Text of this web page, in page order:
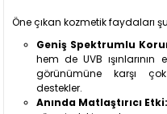
Öne çıkan kozmetik faydaları
Geniş Spektrumlu
hem de UVB ışınlarının
görünümüne karşı
destekler.
Anında Matlaştırıcı Etki: